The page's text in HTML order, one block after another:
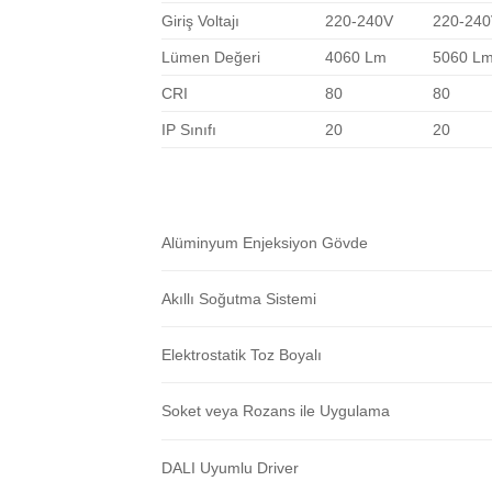
Giriş Voltajı 220-240V 220-
Lümen Değeri 4060 Lm 5060
CRI 80 80
IP Sınıfı 20 20
Alüminyum Enjeksiyon Gövde
Akıllı Soğutma Sistemi
Elektrostatik Toz Boyalı
Soket veya Rozans ile Uygulama
DALI Uyumlu Driver